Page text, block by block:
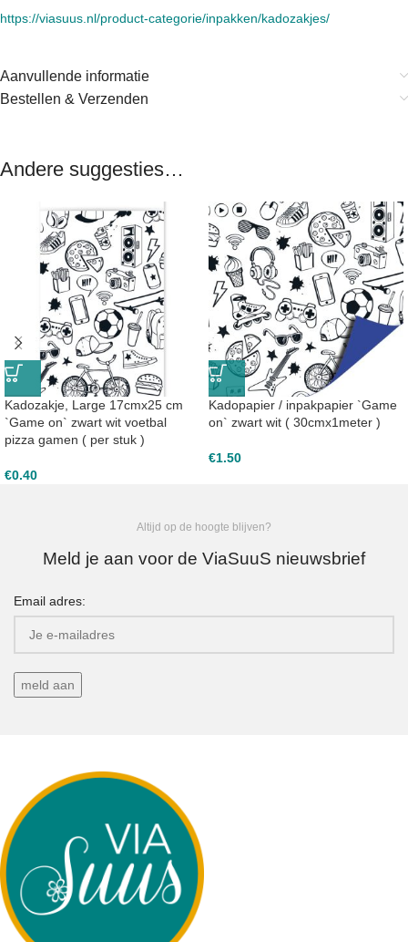
https://viasuus.nl/product-categorie/inpakken/kadozakjes/
Aanvullende informatie
Bestellen & Verzenden
Andere suggesties…
Kadozakje, Large 17cmx25 cm
`Game on` zwart wit voetbal
pizza gamen ( per stuk )
€0.40
Kadopapier / inpakpapier `Game
on` zwart wit ( 30cmx1meter )
€1.50
Altijd op de hoogte blijven?
Meld je aan voor de ViaSuuS nieuwsbrief
Email adres: